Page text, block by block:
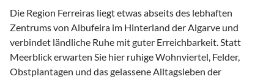
Die Region Ferreiras liegt etwas abseits des lebhaften
Zentrums von Albufeira im Hinterland der Algarve und
verbindet ländliche Ruhe mit guter Erreichbarkeit. Statt
Meerblick erwarten Sie hier ruhige Wohnviertel, Felder,
Obstplantagen und das gelassene Alltagsleben der